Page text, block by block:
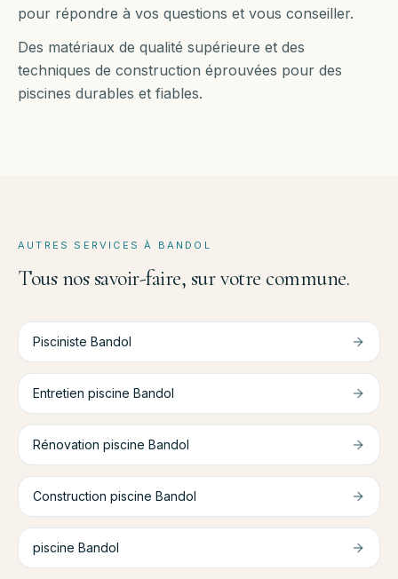
pour répondre à vos questions et vous conseiller.
Des matériaux de qualité supérieure et des
techniques de construction éprouvées pour des
piscines durables et fiables.
AUTRES SERVICES À BANDOL
Tous nos savoir-faire, sur votre commune.
Pisciniste Bandol
Entretien piscine Bandol
Rénovation piscine Bandol
Construction piscine Bandol
piscine Bandol